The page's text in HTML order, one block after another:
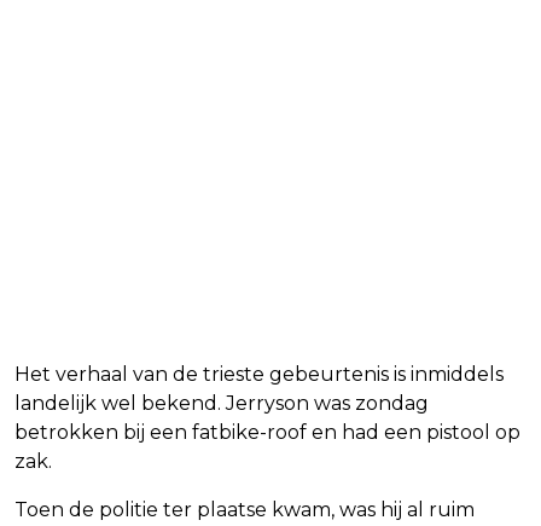
Het verhaal van de trieste gebeurtenis is inmiddels
landelijk wel bekend. Jerryson was zondag
betrokken bij een fatbike-roof en had een pistool op
zak.
Toen de politie ter plaatse kwam, was hij al ruim